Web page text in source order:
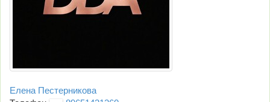
Елена Пестерникова